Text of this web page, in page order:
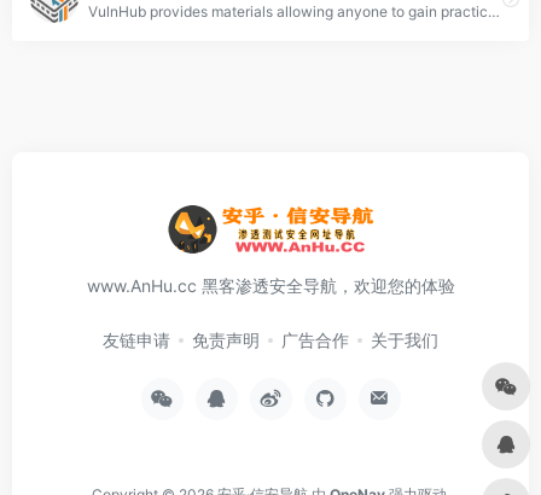
VulnHub provides materials allowing anyone to gain practical hands-on experience with digital security, computer applications and network administration tasks.
www.AnHu.cc 黑客渗透安全导航，欢迎您的体验
友链申请 免责声明 广告合作 关于我们